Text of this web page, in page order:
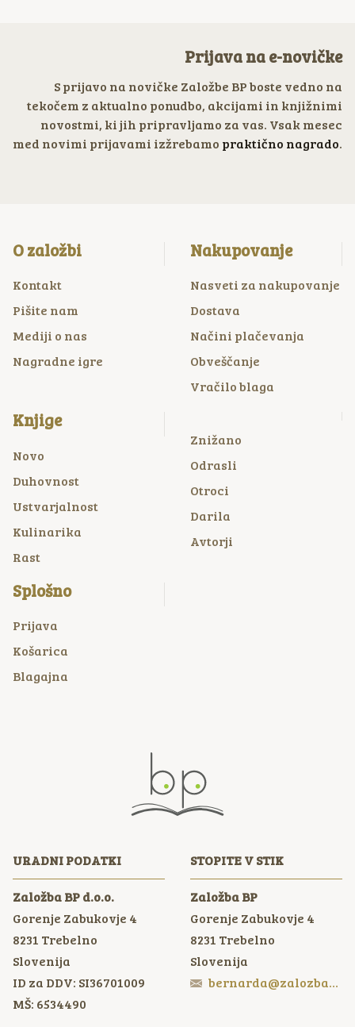
Prijava na e-novičke
S prijavo na novičke Založbe BP boste vedno na
tekočem z aktualno ponudbo, akcijami in knjižnimi
novostmi, ki jih pripravljamo za vas. Vsak mesec
med novimi prijavami izžrebamo praktično nagrado.
O založbi
Kontakt
Pišite nam
Mediji o nas
Nagradne igre
Nakupovanje
Nasveti za nakupovanje
Dostava
Načini plačevanja
Obveščanje
Vračilo blaga
Knjige
Novo
Duhovnost
Ustvarjalnost
Kulinarika
Rast
Znižano
Odrasli
Otroci
Darila
Avtorji
Splošno
Prijava
Košarica
Blagajna
URADNI PODATKI
Založba BP d.o.o.
Gorenje Zabukovje 4
8231 Trebelno
Slovenija
ID za DDV: SI36701009
MŠ: 6534490
STOPITE V STIK
Založba BP
Gorenje Zabukovje 4
8231 Trebelno
Slovenija
bernarda@zalozbabp.si